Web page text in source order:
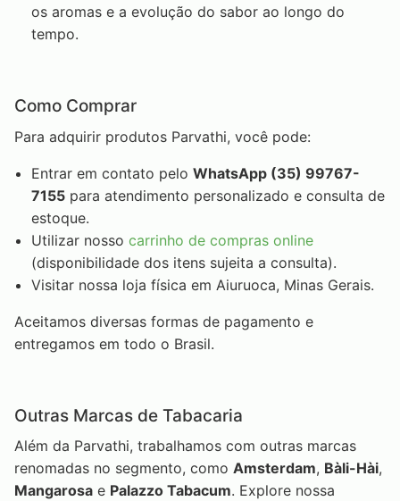
os aromas e a evolução do sabor ao longo do
tempo.
Como Comprar
Para adquirir produtos Parvathi, você pode:
Entrar em contato peloWhatsApp (35) 99767-
7155 para atendimento personalizado e consulta de
estoque.
Utilizar nossocarrinho de compras online
(disponibilidade dos itens sujeita a consulta).
Visitar nossa loja física em Aiuruoca, Minas Gerais.
Aceitamos diversas formas de pagamento e
entregamos em todo o Brasil.
Outras Marcas de Tabacaria
Além da Parvathi, trabalhamos com outras marcas
renomadas no segmento, como Amsterdam, Bàli-Hài,
Mangarosa e Palazzo Tabacum. Explore nossa